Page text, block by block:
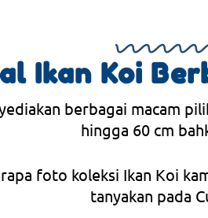
Ikan Koi
berbagai macam
hingga 60 cm
foto koleksi Ikan Koi
tanyakan pada